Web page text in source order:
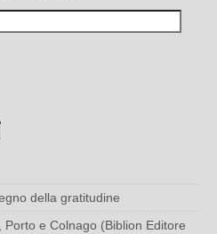
della gratitudine
e Colnago (Biblion Editore